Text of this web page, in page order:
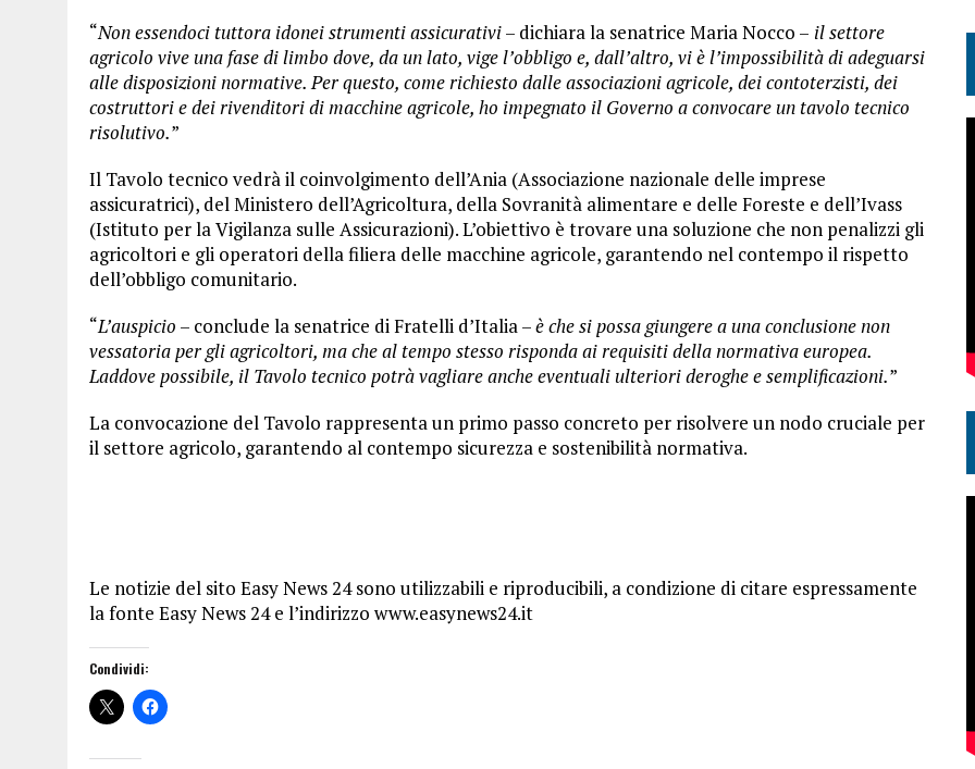
“Non essendoci tuttora idonei strumenti assicurativi– dichiara la senatrice Maria Nocco – il settore
agricolo vive una fase di limbo dove, da un lato, vige l’obbligo e, dall’altro, vi è l’impossibilità di adeguarsi
alle disposizioni normative. Per questo, come richiesto dalle associazioni agricole, dei contoterzisti, dei
costruttori e dei rivenditori di macchine agricole, ho impegnato il Governo a convocare un tavolo tecnico
risolutivo.”
Il Tavolo tecnico vedrà il coinvolgimento dell’Ania (Associazione nazionale delle imprese
assicuratrici), del Ministero dell’Agricoltura, della Sovranità alimentare e delle Foreste e dell’Ivass
(Istituto per la Vigilanza sulle Assicurazioni). L’obiettivo è trovare una soluzione che non penalizzi gli
agricoltori e gli operatori della filiera delle macchine agricole, garantendo nel contempo il rispetto
dell’obbligo comunitario.
“L’auspicio – conclude la senatrice di Fratelli d’Italia –è che si possa giungere a una conclusione non
vessatoria per gli agricoltori, ma che al tempo stesso risponda ai requisiti della normativa europea.
Laddove possibile, il Tavolo tecnico potrà vagliare anche eventuali ulteriori deroghe e semplificazioni.”
La convocazione del Tavolo rappresenta un primo passo concreto per risolvere un nodo cruciale per
il settore agricolo, garantendo al contempo sicurezza e sostenibilità normativa.
Le notizie del sito Easy News 24 sono utilizzabili e riproducibili, a condizione di citare espressamente
la fonte Easy News 24 e l’indirizzo www.easynews24.it
Condividi: